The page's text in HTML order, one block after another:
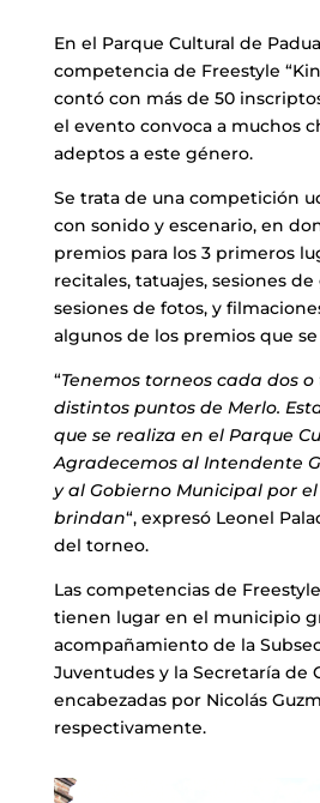
En el Parque Cultural de
competencia de Freestyle
contó con más de 50
el evento convoca a muchos
adeptos a este género.
Se trata de una competición
con sonido y escenario, en
premios para los 3 primeros
recitales, tatuajes, sesiones
sesiones de fotos, y
algunos de los premios que
“Tenemos torneos cada dos
distintos puntos de Merlo.
que se realiza en el Parque
Agradecemos al Intendente
y al Gobierno Municipal por
brindan“, expresó Leonel
del torneo.
Las competencias de
tienen lugar en el municipio
acompañamiento de la
Juventudes y la Secretaría de
encabezadas por Nicolás
respectivamente.